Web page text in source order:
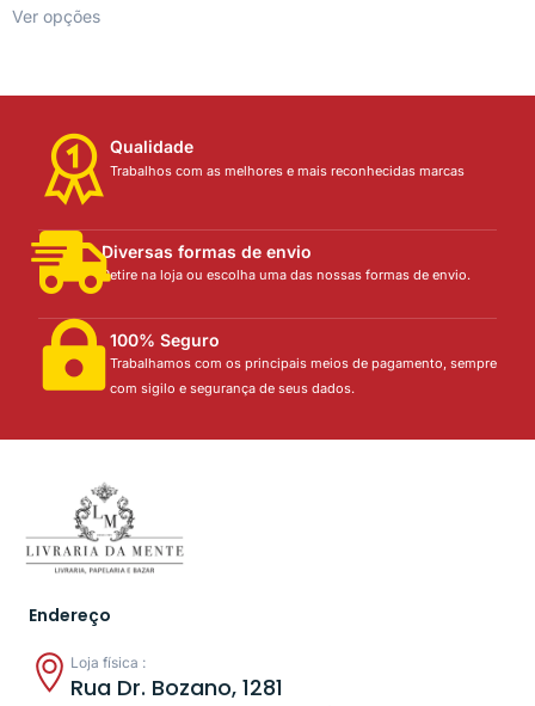
Ver opções
Qualidade
Trabalhos com as melhores e mais reconhecidas marcas
Diversas formas de envio
Retire na loja ou escolha uma das nossas formas de envio.
100% Seguro
Trabalhamos com os principais meios de pagamento, sempre
com sigilo e segurança de seus dados.
Endereço
Loja física :
Rua Dr. Bozano, 1281